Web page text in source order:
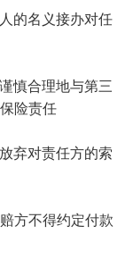
的名义接办对任
慎合理地与第三
险责任
弃对责任方的索
方不得约定付款